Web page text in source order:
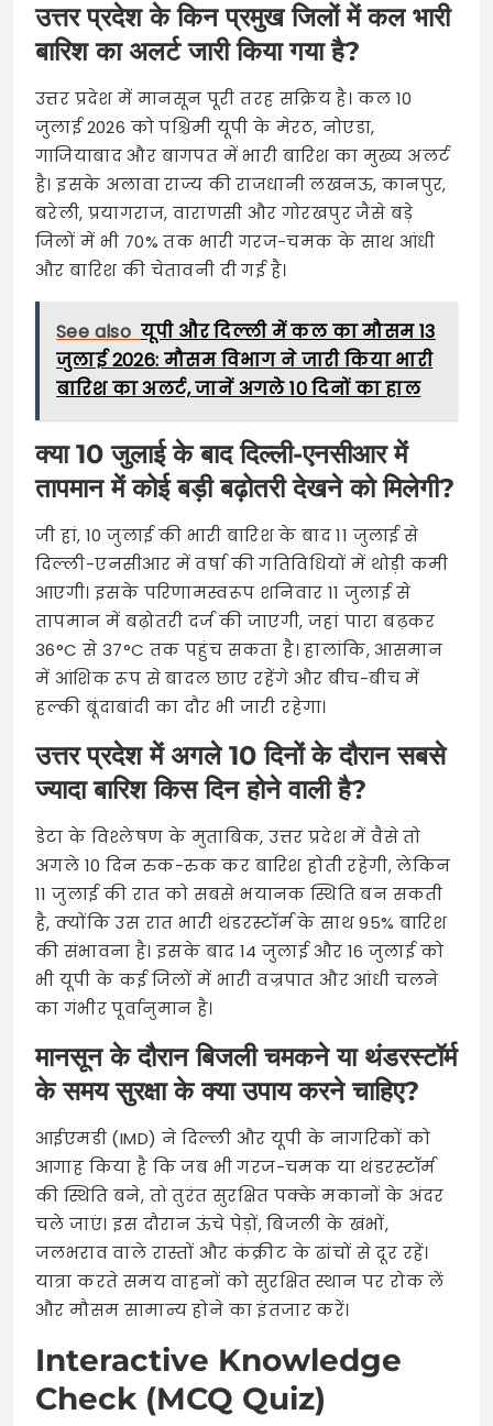
उत्तर प्रदेश के किन प्रमुख जिलों में कल भारी
बारिश का अलर्ट जारी किया गया है?
उत्तर प्रदेश में मानसून पूरी तरह सक्रिय है। कल 10
जुलाई 2026 को पश्चिमी यूपी के मेरठ, नोएडा,
गाजियाबाद और बागपत में भारी बारिश का मुख्य अलर्ट
है। इसके अलावा राज्य की राजधानी लखनऊ, कानपुर,
बरेली, प्रयागराज, वाराणसी और गोरखपुर जैसे बड़े
जिलों में भी 70% तक भारी गरज-चमक के साथ आंधी
और बारिश की चेतावनी दी गई है।
See also यूपी और दिल्ली में कल का मौसम 13
जुलाई 2026: मौसम विभाग ने जारी किया भारी
बारिश का अलर्ट, जानें अगले 10 दिनों का हाल
क्या 10 जुलाई के बाद दिल्ली-एनसीआर में
तापमान में कोई बड़ी बढ़ोतरी देखने को मिलेगी?
जी हां, 10 जुलाई की भारी बारिश के बाद 11 जुलाई से
दिल्ली-एनसीआर में वर्षा की गतिविधियों में थोड़ी कमी
आएगी। इसके परिणामस्वरूप शनिवार 11 जुलाई से
तापमान में बढ़ोतरी दर्ज की जाएगी, जहां पारा बढ़कर
36°C से 37°C तक पहुंच सकता है। हालांकि, आसमान
में आंशिक रूप से बादल छाए रहेंगे और बीच-बीच में
हल्की बूंदाबांदी का दौर भी जारी रहेगा।
उत्तर प्रदेश में अगले 10 दिनों के दौरान सबसे
ज्यादा बारिश किस दिन होने वाली है?
डेटा के विश्लेषण के मुताबिक, उत्तर प्रदेश में वैसे तो
अगले 10 दिन रुक-रुक कर बारिश होती रहेगी, लेकिन
11 जुलाई की रात को सबसे भयानक स्थिति बन सकती
है, क्योंकि उस रात भारी थंडरस्टॉर्म के साथ 95% बारिश
की संभावना है। इसके बाद 14 जुलाई और 16 जुलाई को
भी यूपी के कई जिलों में भारी वज्रपात और आंधी चलने
का गंभीर पूर्वानुमान है।
मानसून के दौरान बिजली चमकने या थंडरस्टॉर्म
के समय सुरक्षा के क्या उपाय करने चाहिए?
आईएमडी (IMD) ने दिल्ली और यूपी के नागरिकों को
आगाह किया है कि जब भी गरज-चमक या थंडरस्टॉर्म
की स्थिति बने, तो तुरंत सुरक्षित पक्के मकानों के अंदर
चले जाएं। इस दौरान ऊंचे पेड़ों, बिजली के खंभों,
जलभराव वाले रास्तों और कंक्रीट के ढांचों से दूर रहें।
यात्रा करते समय वाहनों को सुरक्षित स्थान पर रोक लें
और मौसम सामान्य होने का इंतजार करें।
Interactive Knowledge
Check (MCQ Quiz)